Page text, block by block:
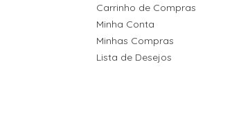
Carrinho de Compras
Minha Conta
Minhas Compras
Lista de Desejos